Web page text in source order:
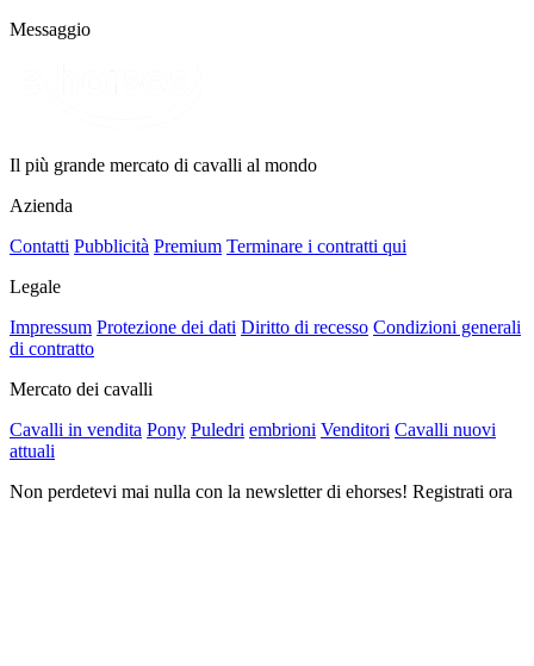
Messaggio
Il più grande mercato di cavalli al mondo
Azienda
Contatti Pubblicità Premium Terminare i contratti qui
Legale
Impressum Protezione dei dati Diritto di recesso Condizioni generali
di contratto
Mercato dei cavalli
Cavalli in vendita Pony Puledri embrioni Venditori Cavalli nuovi
attuali
Non perdetevi mai nulla con la newsletter di ehorses! Registrati ora